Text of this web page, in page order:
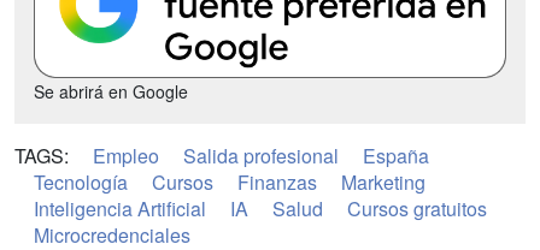
Se abrirá en Google
TAGS: Empleo Salida profesional
España
Tecnología
Cursos Finanzas
Marketing
Inteligencia Artificial
IA Salud
Cursos gratuitos
Microcredenciales